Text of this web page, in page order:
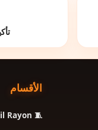
الأقسام
🧵 Fil Rayon